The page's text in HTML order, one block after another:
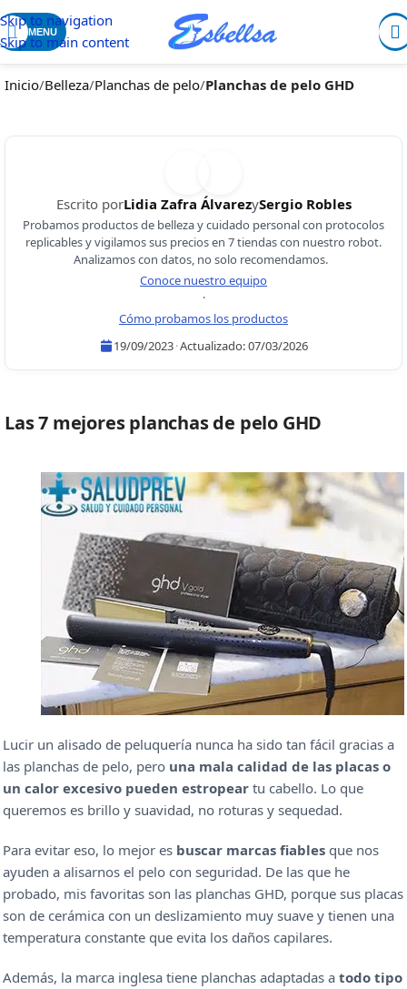
Skip to navigation
Skip to main content
MENU
Inicio/Belleza/Planchas de pelo/Planchas de pelo GHD
Escrito porLidia Zafra ÁlvarezySergio Robles
Probamos productos de belleza y cuidado personal con protocolos
replicables y vigilamos sus precios en 7 tiendas con nuestro robot.
Analizamos con datos, no solo recomendamos.
Conoce nuestro equipo
·
Cómo probamos los productos
19/09/2023·Actualizado:07/03/2026
Las 7 mejores planchas de pelo GHD
Lucir un alisado de peluquería nunca ha sido tan fácil gracias a
las planchas de pelo, pero una mala calidad de las placas o
un calor excesivo pueden estropear tu cabello. Lo que
queremos es brillo y suavidad, no roturas y sequedad.
Para evitar eso, lo mejor es buscar marcas fiables que nos
ayuden a alisarnos el pelo con seguridad. De las que he
probado, mis favoritas son las planchas GHD, porque sus placas
son de cerámica con un deslizamiento muy suave y tienen una
temperatura constante que evita los daños capilares.
Además, la marca inglesa tiene planchas adaptadas a todo tipo